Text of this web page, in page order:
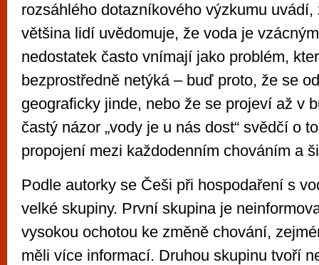
rozsáhlého dotazníkového výzkumu uvádí,
většina lidí uvědomuje, že voda je
nedostatek často vnímají jako problém,
bezprostředně netýká – buď proto, že se
geograficky jinde, nebo že se projeví až v
častý názor „vody je u nás dost“ svědčí o
propojení mezi každodenním chováním a
Podle autorky se Češi při hospodaření s
velké skupiny. První skupina je
vysokou ochotou ke změně chování,
měli více informací. Druhou skupinu tvoří